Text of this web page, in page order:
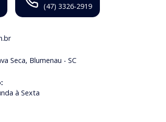
(47) 3326-2919
Seca, Blumenau - SC
:
à Sexta